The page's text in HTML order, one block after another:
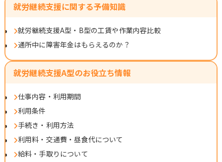
就労継続支援に関する予備知識
就労継続支援A型・B型の工賃や作業内容比較
通所中に障害年金はもらえるのか？
就労継続支援A型のお役立ち情報
仕事内容・利用期間
利用条件
手続き・利用方法
利用料・交通費・昼食代について
給料・手取りについて